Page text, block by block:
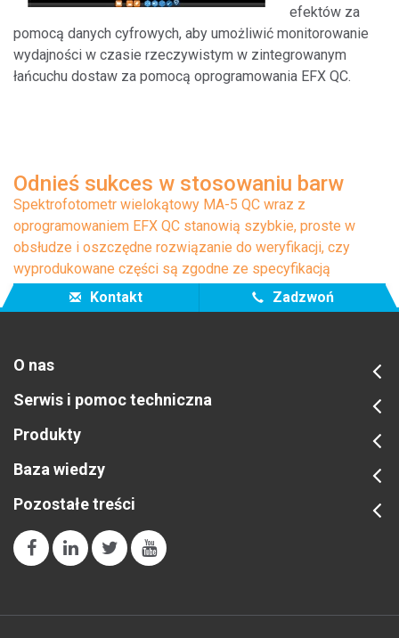
efektów za
pomocą danych cyfrowych, aby umożliwić monitorowanie
wydajności w czasie rzeczywistym w zintegrowanym
łańcuchu dostaw za pomocą oprogramowania EFX QC.
Odnieś sukces w stosowaniu barw
Spektrofotometr wielokątowy MA-5 QC wraz z
oprogramowaniem EFX QC stanowią szybkie, proste w
obsłudze i oszczędne rozwiązanie do weryfikacji, czy
wyprodukowane części są zgodne ze specyfikacją
producenta przed wysyłką.
Kontakt Zadzwoń
O nas
Serwis i pomoc techniczna
Produkty
Baza wiedzy
Pozostałe treści